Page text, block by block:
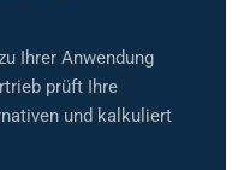
Ihrer Anwendung
prüft Ihre
und kalkuliert